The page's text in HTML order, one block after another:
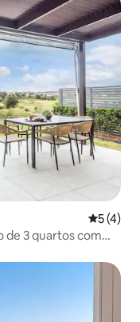
5 de
5 (4)
de 3 quartos com